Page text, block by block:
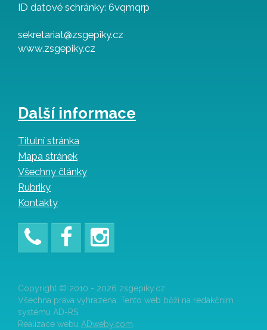
ID datové schránky: 6vqmqrp
sekretariat@zsgepiky.cz
www.zsgepiky.cz
Další informace
Titulní stránka
Mapa stránek
Všechny články
Rubriky
Kontakty
Copyright © 2010 - 2026 zsgepiky.cz
Všechna práva vyhrazena. Tento web běží na redakčním
systému AD-RS.
Realizace webu ADweby.com